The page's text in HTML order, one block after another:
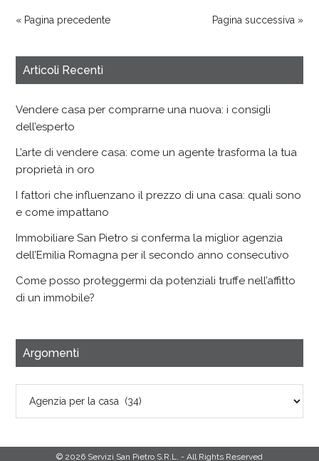
« Pagina precedente Pagina successiva »
Articoli Recenti
Vendere casa per comprarne una nuova: i consigli
dell’esperto
L’arte di vendere casa: come un agente trasforma la tua
proprietà in oro
I fattori che influenzano il prezzo di una casa: quali sono
e come impattano
Immobiliare San Pietro si conferma la miglior agenzia
dell’Emilia Romagna per il secondo anno consecutivo
Come posso proteggermi da potenziali truffe nell’affitto
di un immobile?
Argomenti
© 2026 Servizi San Pietro S.R.L. - All Rights Reserved